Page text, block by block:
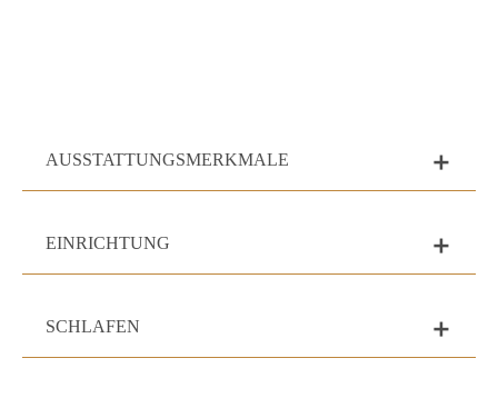
AUSSTATTUNGSMERKMALE add
EINRICHTUNG add
SCHLAFEN add